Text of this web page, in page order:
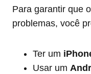
Para garantir que
problemas, você
Ter um
Usar um